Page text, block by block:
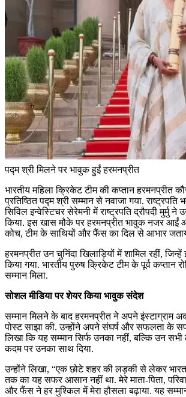
पद्म श्री मिलने पर भावुक हुईं हरमनप्रीत
भारतीय महिला क्रिकेट टीम की कप्तान हरमनप्रीत
प्रतिष्ठित पद्म श्री सम्मान से नवाजा गया.
सिविल इन्वेस्टिचर सेरेमनी में राष्ट्रपति द्रौपदी मुर्मु ने
किया. इस खास मौके पर हरमनप्रीत भावुक नजर आईं
कोच, टीम के साथियों और फैंस का दिल से आभार
हरमनप्रीत उन चुनिंदा खिलाड़ियों में शामिल रहीं, जिन्हें
किया गया. भारतीय पुरुष क्रिकेट टीम के पूर्व कप्तान
सम्मान मिला.
सोशल मीडिया पर शेयर किया भावुक संदेश
सम्मान मिलने के बाद हरमनप्रीत ने अपने इंस्टाग्राम
पोस्ट साझा की. उन्होंने अपने संघर्ष और सफलता के
लिखा कि यह सम्मान सिर्फ उनका नहीं, बल्कि उन सभी
कदम पर उनका साथ दिया.
उन्होंने लिखा, “एक छोटे शहर की लड़की से लेकर भारत
तक का यह सफर आसान नहीं था. मेरे माता-पिता,
और फैंस ने हर मुश्किल में मेरा हौसला बढ़ाया. यह